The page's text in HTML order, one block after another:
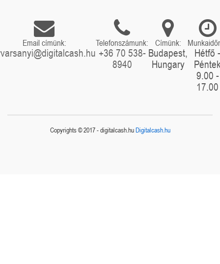
Email címünk: Telefonszámunk:
+36 70 538-
8940
Címünk:
Budapest,
Hungary
Hétfő -
9.00 -
17.00
Copyrights © 2017 - digitalcash.huDigitalcash.hu